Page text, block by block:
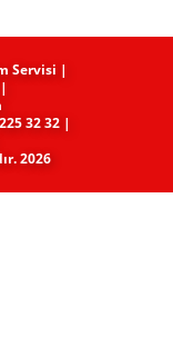
Servisi |
32 32 |
2026